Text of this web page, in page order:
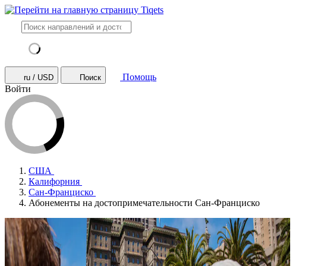
ru / USD Поиск
Помощь
Войти
США
Калифорния
Сан-Франциско
Абонементы на достопримечательности Сан-Франциско